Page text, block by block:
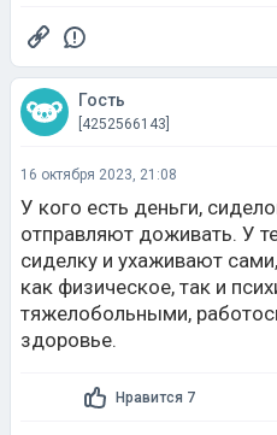
Гость
[4252566143]
16 октября 2023, 21:08
У кого есть деньги,
отправляют доживать. У
сиделку и ухаживают
как физическое, так и
тяжелобольными,
здоровье.
Нравится 7